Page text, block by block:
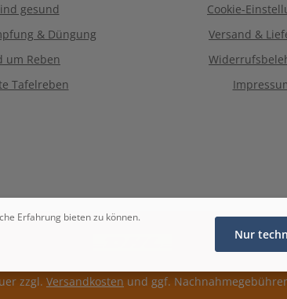
gesund
& Düngung
um Reben
Tafelreben
Cookie-
Versand &
zzgl. Versandkosten und ggf.
Erfahrung bieten zu können.
Nur